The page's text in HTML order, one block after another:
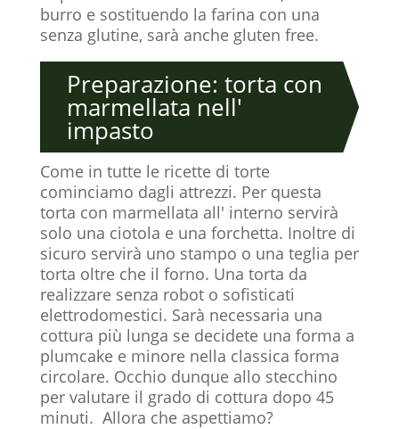
burro e sostituendo la farina con una
senza glutine, sarà anche gluten free.
Preparazione: torta con
marmellata nell'
impasto
Come in tutte le ricette di torte
cominciamo dagli attrezzi. Per questa
torta con marmellata all' interno servirà
solo una ciotola e una forchetta. Inoltre di
sicuro servirà uno stampo o una teglia per
torta oltre che il forno. Una torta da
realizzare senza robot o sofisticati
elettrodomestici. Sarà necessaria una
cottura più lunga se decidete una forma a
plumcake e minore nella classica forma
circolare. Occhio dunque allo stecchino
per valutare il grado di cottura dopo 45
minuti. Allora che aspettiamo?